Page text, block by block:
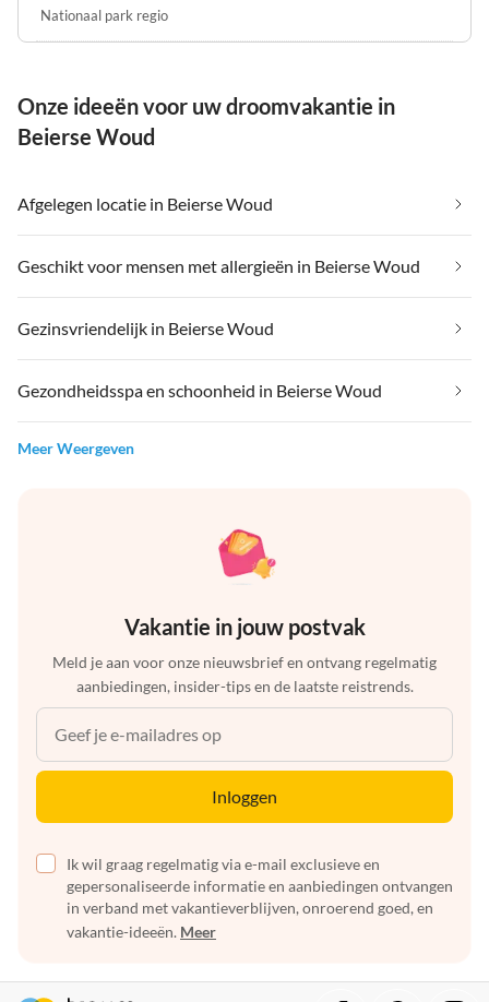
Nationaal park regio
Onze ideeën voor uw droomvakantie in
Beierse Woud
Afgelegen locatie in Beierse Woud
Geschikt voor mensen met allergieën in Beierse Woud
Gezinsvriendelijk in Beierse Woud
Gezondheidsspa en schoonheid in Beierse Woud
Meer Weergeven
Vakantie in jouw postvak
Meld je aan voor onze nieuwsbrief en ontvang regelmatig
aanbiedingen, insider-tips en de laatste reistrends.
Inloggen
Ik wil graag regelmatig via e-mail exclusieve en
gepersonaliseerde informatie en aanbiedingen ontvangen
in verband met vakantieverblijven, onroerend goed, en
vakantie-ideeën. Meer